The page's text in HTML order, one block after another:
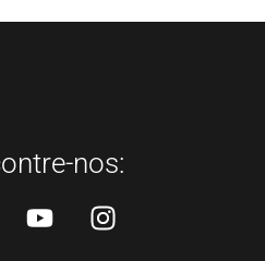
nos: